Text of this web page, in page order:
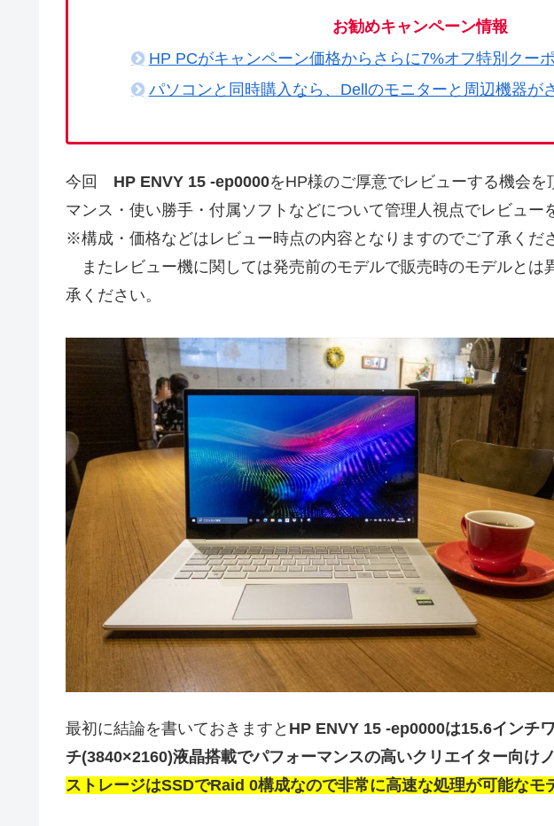
お勧めキャンペーン情報
HP PCがキャンペーン価格からさらに7%オフ特別クー
パソコンと同時購入なら、Dellのモニターと周辺機器が
今回 HP ENVY 15 -ep0000をHP様のご厚意でレビューする機会
マンス・使い勝手・付属ソフトなどについて管理人視点でレビュー
※構成・価格などはレビュー時点の内容となりますのでご了承くだ
またレビュー機に関しては発売前のモデルで販売時のモデルとは
承ください。
最初に結論を書いておきますと HP ENVY 15 -ep0000は15.6インチ
チ(3840×2160)液晶搭載でパフォーマンスの高いクリエイター向けノ
ストレージはSSDでRaid 0構成なので非常に高速な処理が可能なモ